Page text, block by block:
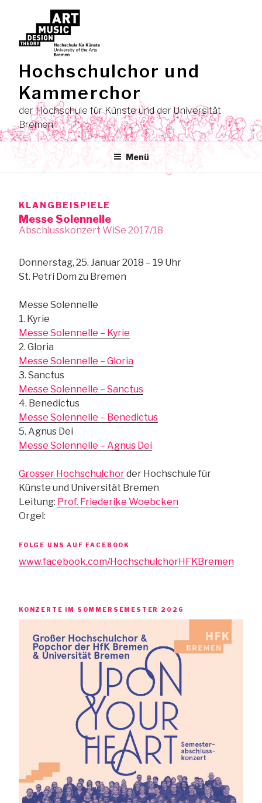
springen
Hochschulchor und
Kammerchor
der Hochschule für Künste und der Universität
Bremen
Menü
KLANGBEISPIELE
Messe Solennelle
Abschlusskonzert WiSe 2017/18
Donnerstag, 25. Januar 2018 – 19 Uhr
St. Petri Dom zu Bremen
Messe Solennelle
1. Kyrie
Messe Solennelle – Kyrie
2. Gloria
Messe Solennelle – Gloria
3. Sanctus
Messe Solennelle – Sanctus
4. Benedictus
Messe Solennelle – Benedictus
5. Agnus Dei
Messe Solennelle – Agnus Dei
Grosser Hochschulchorder Hochschule für
Künste und Universität Bremen
Leitung: Prof. Friederike Woebcken
Orgel:
FOLGE UNS AUF FACEBOOK
www.facebook.com/HochschulchorHFKBremen
KONZERTE IM SOMMERSEMESTER 2026